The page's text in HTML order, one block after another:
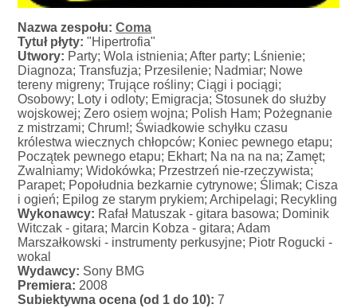
Nazwa zespołu: Coma
Tytuł płyty: "Hipertrofia"
Utwory: Party; Wola istnienia; After party; Lśnienie;
Diagnoza; Transfuzja; Przesilenie; Nadmiar; Nowe
tereny migreny; Trujące rośliny; Ciągi i pociągi;
Osobowy; Loty i odloty; Emigracja; Stosunek do służby
wojskowej; Zero osiem wojna; Polish Ham; Pożegnanie
z mistrzami; Chrum!; Świadkowie schyłku czasu
królestwa wiecznych chłopców; Koniec pewnego etapu;
Początek pewnego etapu; Ekhart; Na na na na; Zamęt;
Zwalniamy; Widokówka; Przestrzeń nie-rzeczywista;
Parapet; Popołudnia bezkarnie cytrynowe; Ślimak; Cisza
i ogień; Epilog ze starym prykiem; Archipelagi; Recykling
Wykonawcy: Rafał Matuszak - gitara basowa; Dominik
Witczak - gitara; Marcin Kobza - gitara; Adam
Marszałkowski - instrumenty perkusyjne; Piotr Rogucki -
wokal
Wydawcy: Sony BMG
Premiera: 2008
Subiektywna ocena (od 1 do 10): 7